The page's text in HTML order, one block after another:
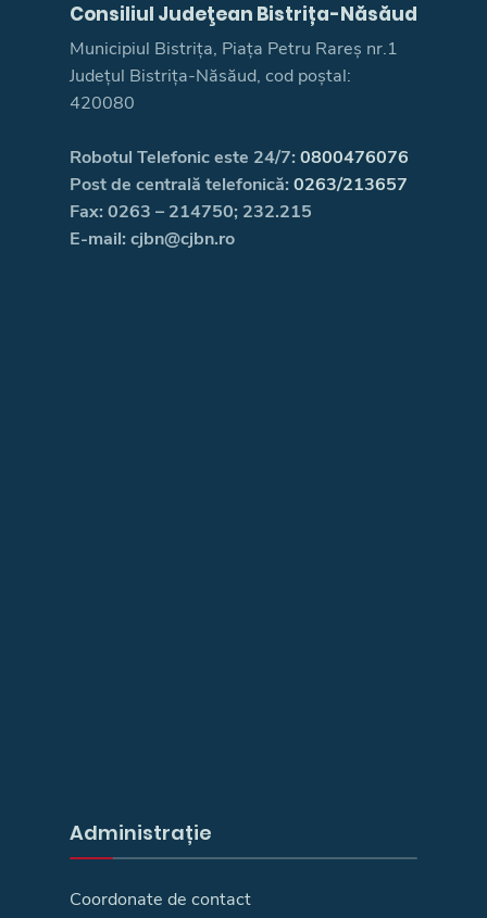
Consiliul Judeţean Bistrița-Năsăud
Municipiul Bistrița, Piața Petru Rareș nr.1
Județul Bistrița-Năsăud, cod poștal:
420080
Robotul Telefonic este 24/7: 0800476076
Post de centrală telefonică: 0263/213657
Fax: 0263 – 214750; 232.215
E-mail: cjbn@cjbn.ro
Administrație
Coordonate de contact